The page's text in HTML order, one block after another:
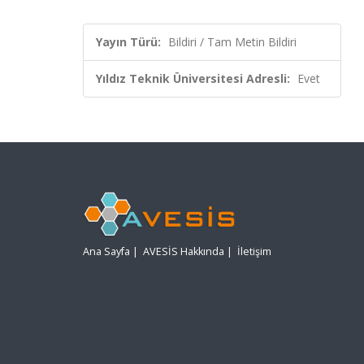
Yayın Türü: Bildiri / Tam Metin Bildiri
Yıldız Teknik Üniversitesi Adresli: Evet
Ana Sayfa | AVESİS Hakkında | İletişim